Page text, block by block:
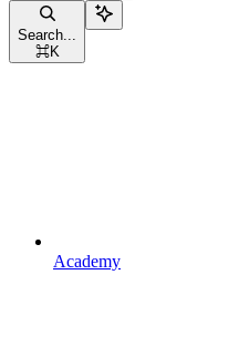
Search...
⌘K
Academy